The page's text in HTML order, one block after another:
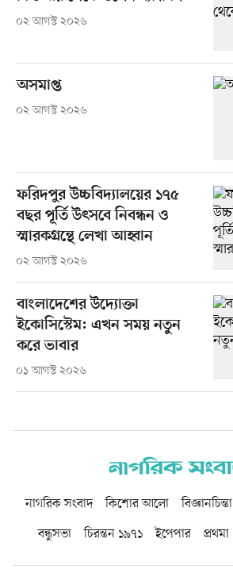
০২ আগস্ট ২০২৬
অসমাপ্ত
০২ আগস্ট ২০২৬
ফরিদপুর উচ্চবিদ্যালয়ের ১৭৫
বছর পূর্তি উৎসবে নিবন্ধন ও
স্মারকগ্রন্থে লেখা আহ্বান
০২ আগস্ট ২০২৬
বাংলাদেশের উদ্যোক্তা
ইকোসিস্টেম: এখন সময় নতুন
করে ভাবার
০১ আগস্ট ২০২৬
নাগরিক সংবাদ কিশোর আলো বিজ্ঞানচিন্তা
বন্ধুসভা
চিরন্তন ১৯৭১ ইপেপার প্রথমা